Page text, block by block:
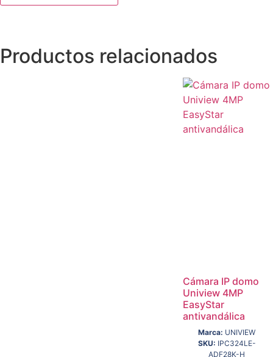
Productos relacionados
Cámara IP domo
Uniview 4MP
EasyStar
antivandálica
Marca: UNIVIEW
SKU: IPC324LE-
ADF28K-H